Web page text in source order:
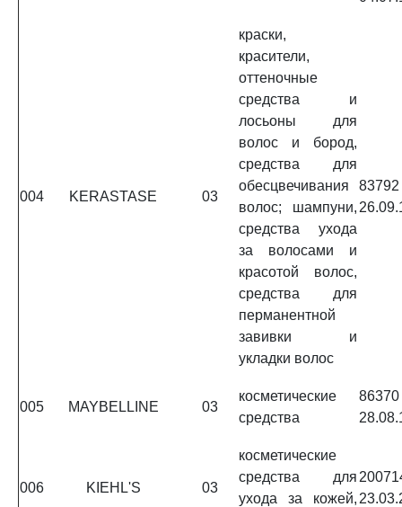
004 KERASTASE 03
краски,
красители,
оттеночные
средства и
лосьоны для
волос и бород,
средства для
обесцвечивания
волос; шампуни,
средства ухода
за волосами и
красотой волос,
средства для
перманентной
завивки и
укладки волос
005 MAYBELLINE 03
косметические
средства
006 KIEHL'S 03
косметические
средства для
ухода за кожей,